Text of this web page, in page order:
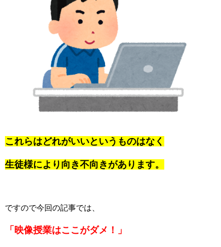
これらはどれがいいというものはなく
生徒様により向き不向きがあります。
ですので今回の記事では、
「映像授業はここがダメ！」